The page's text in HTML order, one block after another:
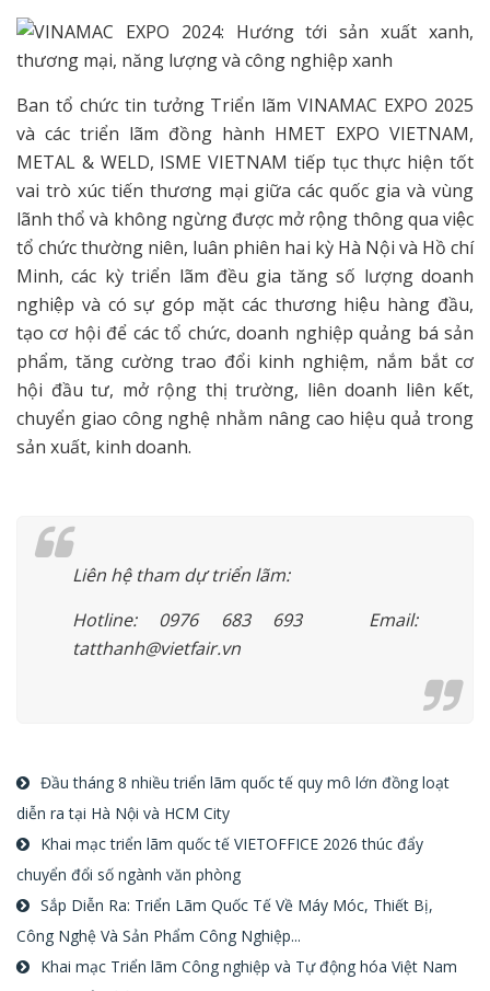
Ban tổ chức tin tưởng Triển lãm VINAMAC EXPO 2025
và các triển lãm đồng hành HMET EXPO VIETNAM,
METAL & WELD, ISME VIETNAM tiếp tục thực hiện tốt
vai trò xúc tiến thương mại giữa các quốc gia và vùng
lãnh thổ và không ngừng được mở rộng thông qua việc
tổ chức thường niên, luân phiên hai kỳ Hà Nội và Hồ chí
Minh, các kỳ triển lãm đều gia tăng số lượng doanh
nghiệp và có sự góp mặt các thương hiệu hàng đầu,
tạo cơ hội để các tổ chức, doanh nghiệp quảng bá sản
phẩm, tăng cường trao đổi kinh nghiệm, nắm bắt cơ
hội đầu tư­­­, mở rộng thị trường, liên doanh liên kết,
chuyển giao công nghệ nhằm nâng cao hiệu quả trong
sản xuất, kinh doanh.
Liên hệ tham dự triển lãm:
Hotline: 0976 683 693 Email:
tatthanh@vietfair.vn
Đầu tháng 8 nhiều triển lãm quốc tế quy mô lớn đồng loạt
diễn ra tại Hà Nội và HCM City
Khai mạc triển lãm quốc tế VIETOFFICE 2026 thúc đẩy
chuyển đổi số ngành văn phòng
Sắp Diễn Ra: Triển Lãm Quốc Tế Về Máy Móc, Thiết Bị,
Công Nghệ Và Sản Phẩm Công Nghiệp...
Khai mạc Triển lãm Công nghiệp và Tự động hóa Việt Nam